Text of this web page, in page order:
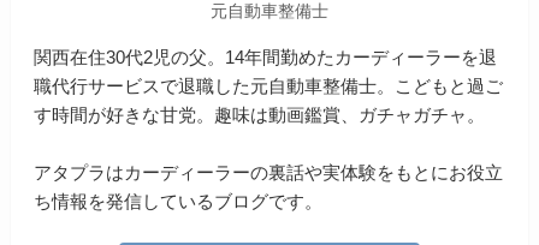
元自動車整備士
関西在住30代2児の父。14年間勤めたカーディーラーを退
職代行サービスで退職した元自動車整備士。こどもと過ご
す時間が好きな甘党。趣味は動画鑑賞、ガチャガチャ。
アタプラはカーディーラーの裏話や実体験をもとにお役立
ち情報を発信しているブログです。